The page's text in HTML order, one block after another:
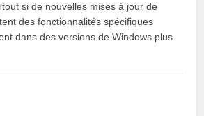
si de nouvelles mises à jour de
des fonctionnalités spécifiques
dans des versions de Windows plus